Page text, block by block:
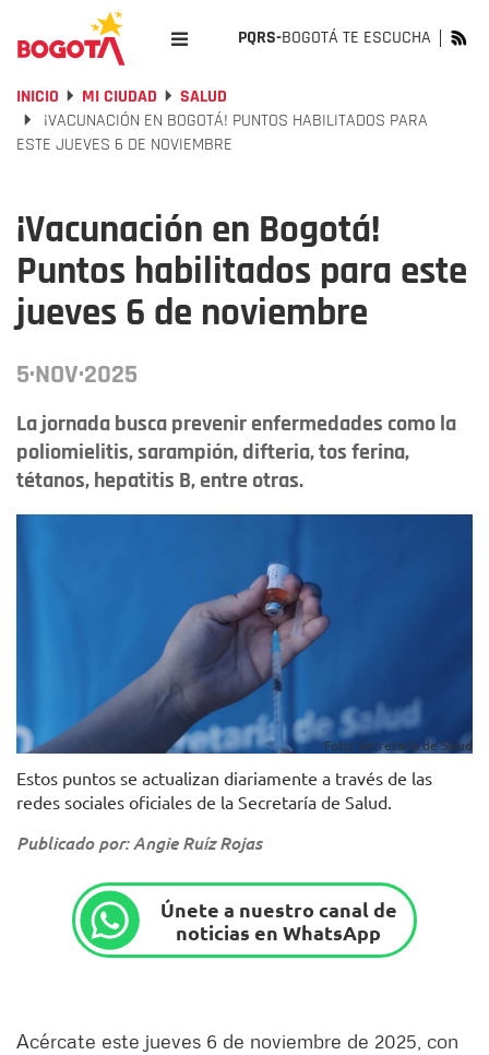
PQRS-BOGOTÁ TE ESCUCHA
INICIO MI CIUDAD
SALUD
¡VACUNACIÓN EN BOGOTÁ! PUNTOS HABILITADOS PARA
ESTE JUEVES 6 DE NOVIEMBRE
¡Vacunación en Bogotá!
Puntos habilitados para este
jueves 6 de noviembre
5·NOV·2025
La jornada busca prevenir enfermedades como la
poliomielitis, sarampión, difteria, tos ferina,
tétanos, hepatitis B, entre otras.
Foto: Secretaría de Salud
Estos puntos se actualizan diariamente a través de las
redes sociales oficiales de la Secretaría de Salud.
Publicado por: Angie Ruíz Rojas
Únete a nuestro canal de
noticias en WhatsApp
Acércate este jueves 6 de noviembre de 2025, con